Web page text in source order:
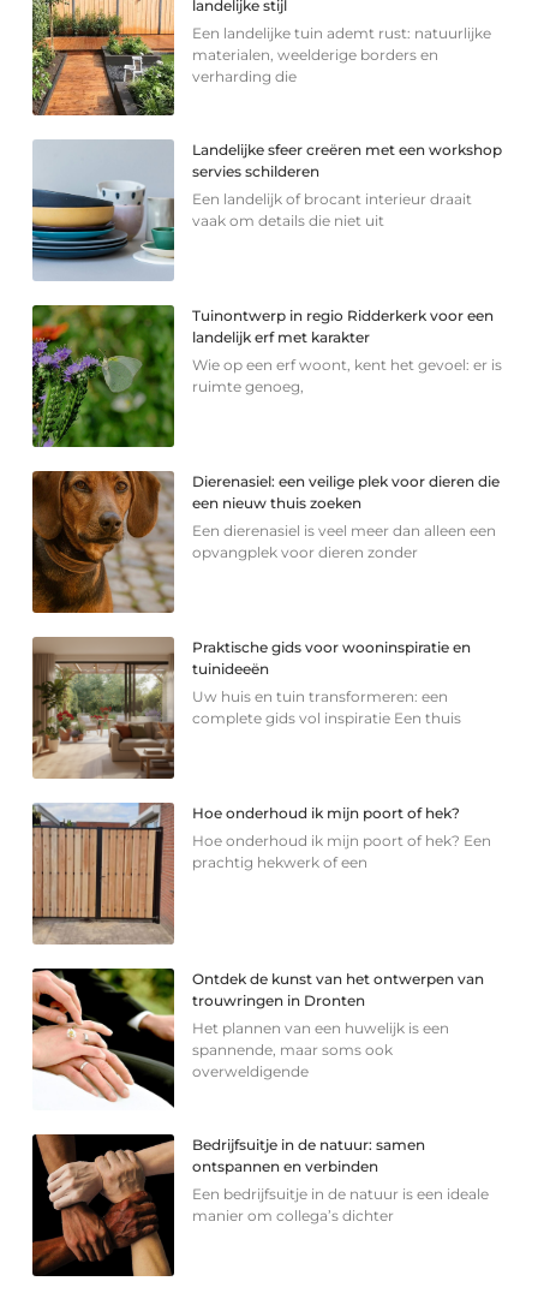
landelijke stijl
Een landelijke tuin ademt rust: natuurlijke
materialen, weelderige borders en
verharding die
Landelijke sfeer creëren met een workshop
servies schilderen
Een landelijk of brocant interieur draait
vaak om details die niet uit
Tuinontwerp in regio Ridderkerk voor een
landelijk erf met karakter
Wie op een erf woont, kent het gevoel: er is
ruimte genoeg,
Dierenasiel: een veilige plek voor dieren die
een nieuw thuis zoeken
Een dierenasiel is veel meer dan alleen een
opvangplek voor dieren zonder
Praktische gids voor wooninspiratie en
tuinideeën
Uw huis en tuin transformeren: een
complete gids vol inspiratie Een thuis
Hoe onderhoud ik mijn poort of hek?
Hoe onderhoud ik mijn poort of hek? Een
prachtig hekwerk of een
Ontdek de kunst van het ontwerpen van
trouwringen in Dronten
Het plannen van een huwelijk is een
spannende, maar soms ook
overweldigende
Bedrijfsuitje in de natuur: samen
ontspannen en verbinden
Een bedrijfsuitje in de natuur is een ideale
manier om collega’s dichter